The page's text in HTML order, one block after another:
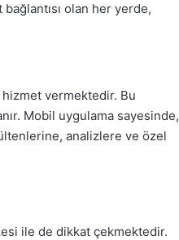
olan her yerde,
vermektedir. Bu
Mobil uygulama sayesinde,
analizlere ve özel
ile de dikkat çekmektedir.